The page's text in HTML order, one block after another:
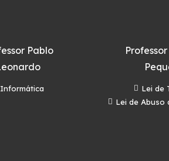
Pablo
Informática
Lei de
Lei de Abuso